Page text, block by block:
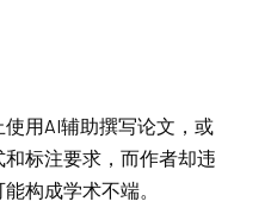
用AI辅助撰写论文，或
标注要求，而作者却违
构成学术不端。